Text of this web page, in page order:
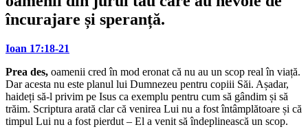
încurajare și speranță.
Ioan 17:18-21
Prea des, oamenii cred în mod eronat că nu au un scop real în viață.
Dar acesta nu este planul lui Dumnezeu pentru copiii Săi. Așadar,
haideți să-l privim pe Isus ca exemplu pentru cum să gândim și să
trăim. Scriptura arată clar că venirea Lui nu a fost întâmplătoare și că
timpul Lui nu a fost pierdut – El a venit să îndeplinească un scop.